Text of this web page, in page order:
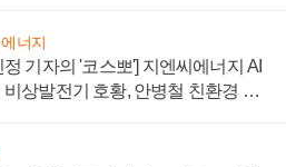
너지
정 기자의 '코스뽀'] 지엔씨에너지 AI
비상발전기 호황, 안병철 친환경 에